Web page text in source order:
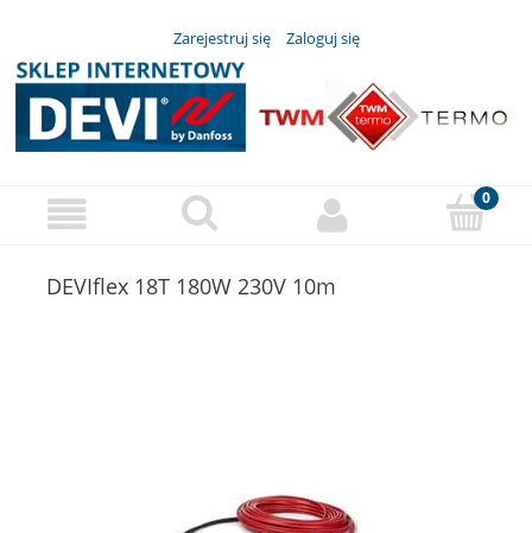
Zarejestruj się Zaloguj się
DEVIflex 18T 180W 230V 10m